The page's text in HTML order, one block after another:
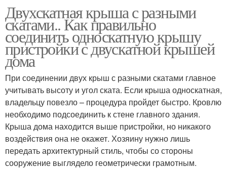
Двухскатная крыша с разными
скатами.. Как правильно
соединить односкатную крышу
пристройки с двускатной крышей
дома
При соединении двух крыш с разными скатами главное
учитывать высоту и угол ската. Если крыша односкатная,
владельцу повезло – процедура пройдет быстро. Кровлю
необходимо подсоединить к стене главного здания.
Крыша дома находится выше пристройки, но никакого
воздействия она не окажет. Хозяину нужно лишь
передать архитектурный стиль, чтобы со стороны
сооружение выглядело геометрически грамотным.